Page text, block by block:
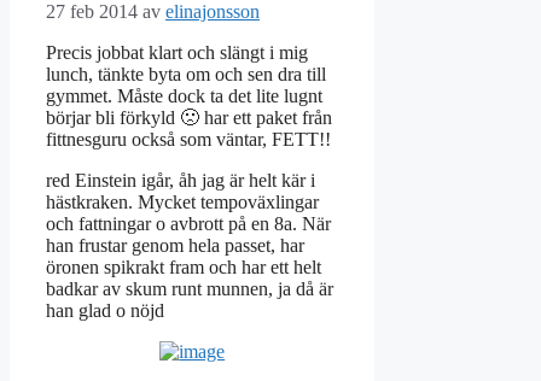
27 feb 2014 av elinajonsson
Precis jobbat klart och slängt i mig
lunch, tänkte byta om och sen dra till
gymmet. Måste dock ta det lite lugnt
börjar bli förkyld 🙁 har ett paket från
fittnesguru också som väntar, FETT!!
red Einstein igår, åh jag är helt kär i
hästkraken. Mycket tempoväxlingar
och fattningar o avbrott på en 8a. När
han frustar genom hela passet, har
öronen spikrakt fram och har ett helt
badkar av skum runt munnen, ja då är
han glad o nöjd